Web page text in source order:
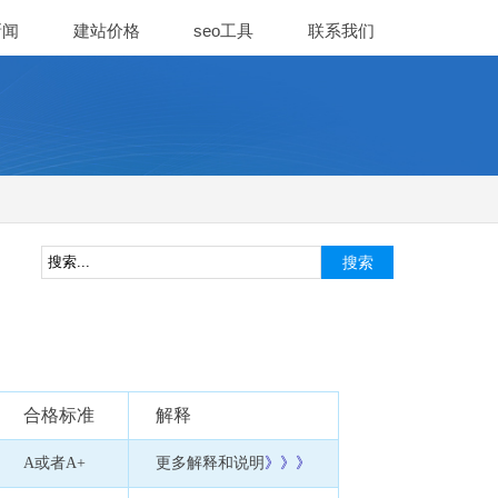
联系我们
seo工具
建站价格
合格标准 解释
A或者A+ 更多解释和说明 》》》